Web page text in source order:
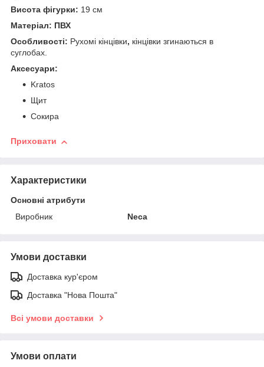
Висота фігурки: 19 см
Матеріал: ПВХ
Особливості: Рухомі кінцівки, кінцівки згинаються в
суглобах.
Аксесуари:
Kratos
Щит
Сокира
Приховати
Характеристики
Основні атрибути
Виробник
Neca
Умови доставки
Доставка кур'єром
Доставка "Нова Пошта"
Всі умови доставки
Умови оплати